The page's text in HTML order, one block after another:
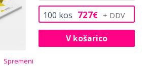
100 kos 727€
V košarico
Spremeni